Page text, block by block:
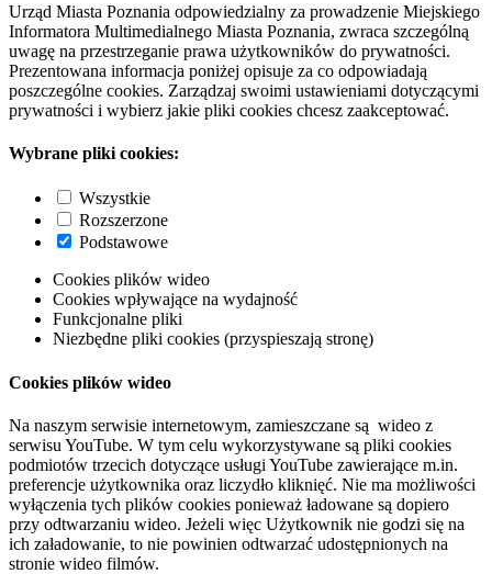
Urząd Miasta Poznania odpowiedzialny za prowadzenie Miejskiego
Informatora Multimedialnego Miasta Poznania, zwraca szczególną
uwagę na przestrzeganie prawa użytkowników do prywatności.
Prezentowana informacja poniżej opisuje za co odpowiadają
poszczególne cookies. Zarządzaj swoimi ustawieniami dotyczącymi
prywatności i wybierz jakie pliki cookies chcesz zaakceptować.
Wybrane pliki cookies:
Wszystkie
Rozszerzone
Podstawowe
Cookies plików wideo
Cookies wpływające na wydajność
Funkcjonalne pliki
Niezbędne pliki cookies (przyspieszają stronę)
Cookies plików wideo
Na naszym serwisie internetowym, zamieszczane są wideo z
serwisu YouTube. W tym celu wykorzystywane są pliki cookies
podmiotów trzecich dotyczące usługi YouTube zawierające m.in.
preferencje użytkownika oraz liczydło kliknięć. Nie ma możliwości
wyłączenia tych plików cookies ponieważ ładowane są dopiero
przy odtwarzaniu wideo. Jeżeli więc Użytkownik nie godzi się na
ich załadowanie, to nie powinien odtwarzać udostępnionych na
stronie wideo filmów.